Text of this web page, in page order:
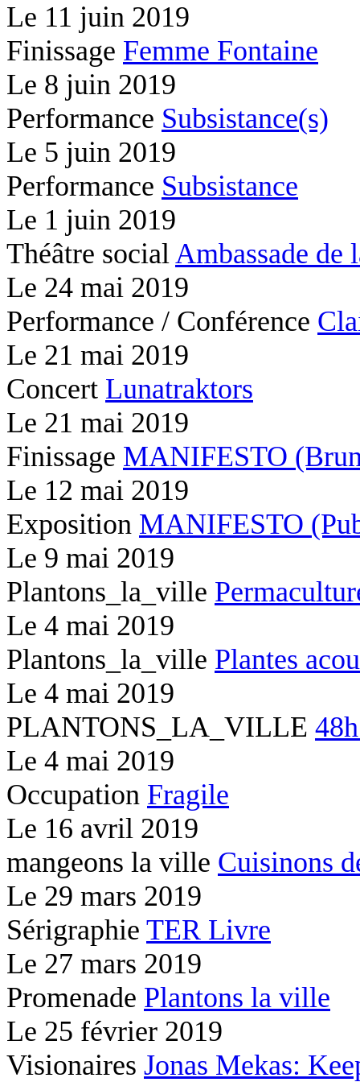
Le 11 juin 2019
Finissage Femme Fontaine
Le 8 juin 2019
Performance Subsistance(s)
Le 5 juin 2019
Performance Subsistance
Le 1 juin 2019
Théâtre socialAmbassade de
Le 24 mai 2019
Performance / Conférence
Le 21 mai 2019
Concert Lunatraktors
Le 21 mai 2019
Finissage MANIFESTO
Le 12 mai 2019
Exposition MANIFESTO
Le 9 mai 2019
Plantons_la_ville
Le 4 mai 2019
Plantons_la_ville Plantes
Le 4 mai 2019
PLANTONS_LA_VILLE
Le 4 mai 2019
Occupation Fragile
Le 16 avril 2019
mangeons la ville Cuisinons
Le 29 mars 2019
Sérigraphie TER Livre
Le 27 mars 2019
Promenade Plantons la ville
Le 25 février 2019
Visionaires Jonas Mekas: